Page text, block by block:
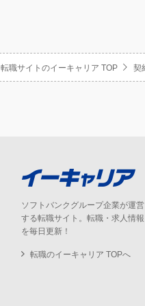
転職サイトのイーキャリア TOP 契
ソフトバンクグループ企業が運営
する転職サイト。転職・求人情報
を毎日更新！
転職のイーキャリア TOPへ